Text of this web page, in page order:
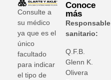
Consulte a
su médico
ya que es el
único
facultado
para indicar
el tipo de
Conoce
más
Responsable
sanitario:
Q.F.B.
Glenn K
Olivera